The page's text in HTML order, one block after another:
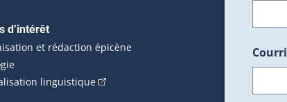
dans une nouvelle fenêtre.)
d’intérêt
et rédaction épicène
linguistique(Cet hyperlien externe s'ouvrira dans